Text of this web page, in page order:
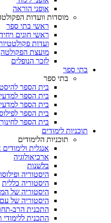
אופני הוראה
מוסדות וועדות
ראשי בתי ספר
ראשי חוגים
ועדות
מועצת הפקולטה
לזכר הנופלים
בתי ספר
בתי ספר
בית הספר
בית הספר למדעי
בית הספר
בית הספר
בית הספר
תוכניות לימודים
תוכניות הלימודים
אנגלית
ארכיאולוגיה
בלשנות
היסטוריה
היסטוריה כללית
היסטוריה של
היסטוריה של
התכנית הרב-
התכנית